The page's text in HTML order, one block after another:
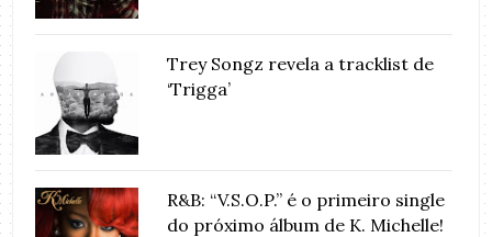
Trey Songz revela a tracklist de
‘Trigga’
R&B: “V.S.O.P.” é o primeiro single
do próximo álbum de K. Michelle!